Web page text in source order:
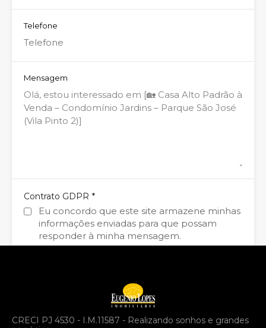
Telefone
Mensagem
Contrato GDPR *
Eu concordo que este site armazene minhas
informações enviadas para que possam
responder à minha mensagem.
Enviar Mensagem
CRECI PJ 4530 - I.M.11587 - Realizando sonhos e grandes